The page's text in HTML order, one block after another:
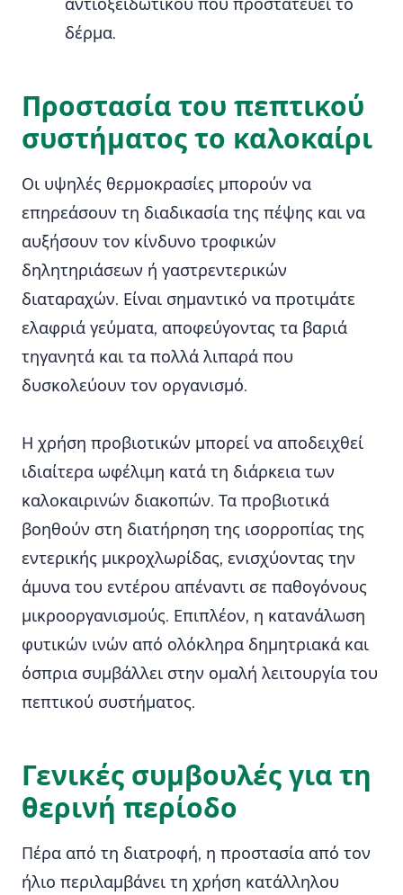
αντιοξειδωτικού που προστατεύει το
δέρμα.
Προστασία του πεπτικού
συστήματος το καλοκαίρι
Οι υψηλές θερμοκρασίες μπορούν να
επηρεάσουν τη διαδικασία της πέψης και να
αυξήσουν τον κίνδυνο τροφικών
δηλητηριάσεων ή γαστρεντερικών
διαταραχών. Είναι σημαντικό να προτιμάτε
ελαφριά γεύματα, αποφεύγοντας τα βαριά
τηγανητά και τα πολλά λιπαρά που
δυσκολεύουν τον οργανισμό.
Η χρήση προβιοτικών μπορεί να αποδειχθεί
ιδιαίτερα ωφέλιμη κατά τη διάρκεια των
καλοκαιρινών διακοπών. Τα προβιοτικά
βοηθούν στη διατήρηση της ισορροπίας της
εντερικής μικροχλωρίδας, ενισχύοντας την
άμυνα του εντέρου απέναντι σε παθογόνους
μικροοργανισμούς. Επιπλέον, η κατανάλωση
φυτικών ινών από ολόκληρα δημητριακά και
όσπρια συμβάλλει στην ομαλή λειτουργία του
πεπτικού συστήματος.
Γενικές συμβουλές για τη
θερινή περίοδο
Πέρα από τη διατροφή, η προστασία από τον
ήλιο περιλαμβάνει τη χρήση κατάλληλου